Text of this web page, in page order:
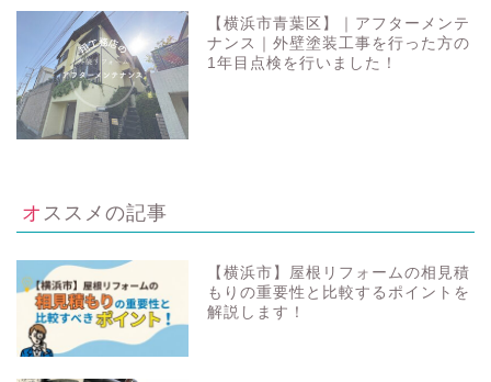
【横浜市青葉区】｜アフターメンテ
ナンス｜外壁塗装工事を行った方の
1年目点検を行いました！
オススメの記事
【横浜市】屋根リフォームの相見積
もりの重要性と比較するポイントを
解説します！